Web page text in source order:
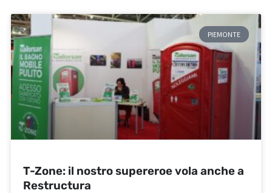
PIEMONTE
T-Zone: il nostro supereroe vola anche a
Restructura